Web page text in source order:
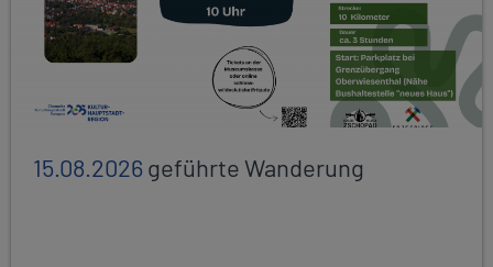
15.08.2026geführte Wanderung